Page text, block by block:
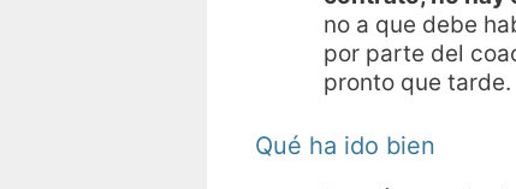
no a que debe
por parte del
pronto que tarde.
Qué ha ido bien